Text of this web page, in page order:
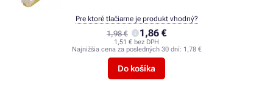
1,98 € 1,86 €
1,51 € bez DPH
Najnižšia cena za posledných 30 dní: 1,78 €
Do košíka
Pre ktoré tlačiarne je produkt vhodný?